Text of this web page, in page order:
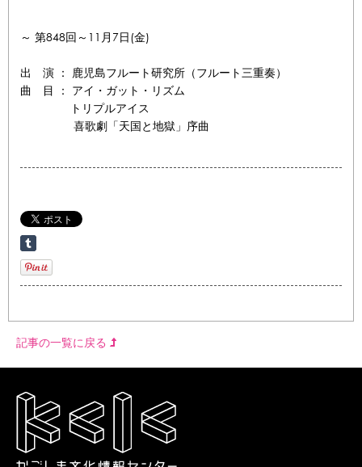
～ 第848回～11月7日(金)
出 演 ： 鹿児島フルート研究所（フルート三重奏）
曲 目 ： アイ・ガット・リズム
トリプルアイス
喜歌劇「天国と地獄」序曲
記事の一覧に戻る